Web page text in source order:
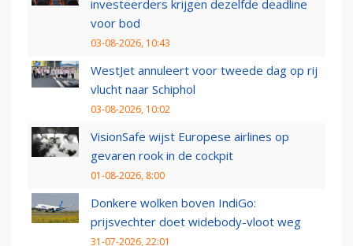
investeerders krijgen dezelfde deadline
voor bod
03-08-2026, 10:43
WestJet annuleert voor tweede dag op rij
vlucht naar Schiphol
03-08-2026, 10:02
VisionSafe wijst Europese airlines op
gevaren rook in de cockpit
01-08-2026, 8:00
Donkere wolken boven IndiGo:
prijsvechter doet widebody-vloot weg
31-07-2026, 22:01